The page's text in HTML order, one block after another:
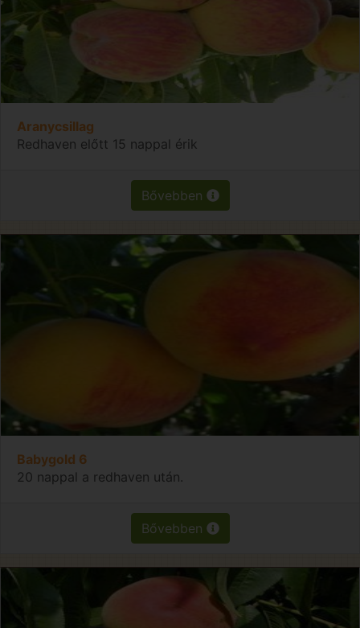
Aranycsillag
Redhaven előtt 15 nappal érik
Bővebben
Babygold 6
20 nappal a redhaven után.
Bővebben